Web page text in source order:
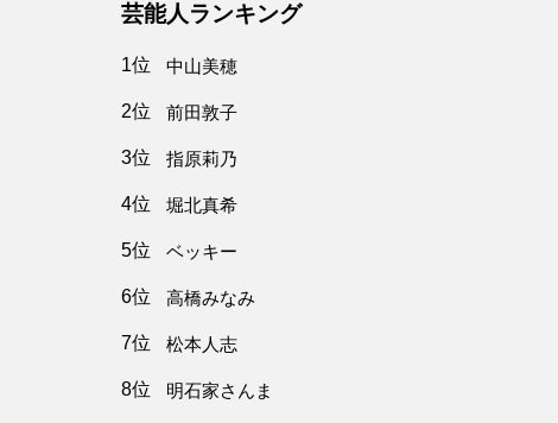
芸能人ランキング
1位 中山美穂
2位 前田敦子
3位 指原莉乃
4位 堀北真希
5位 ベッキー
6位 高橋みなみ
7位 松本人志
8位 明石家さんま